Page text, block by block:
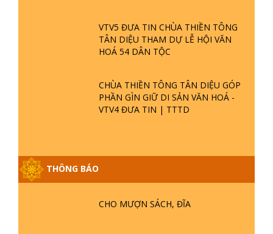
VTV5 ĐƯA TIN CHÙA THIỀN TÔNG
TÂN DIỆU THAM DỰ LỄ HỘI VĂN
HOÁ 54 DÂN TỘC
CHÙA THIỀN TÔNG TÂN DIỆU GÓP
PHẦN GÌN GIỮ DI SẢN VĂN HOÁ -
VTV4 ĐƯA TIN | TTTD
THÔNG BÁO
CHO MƯỢN SÁCH, ĐĨA
GIẢI ĐÁP ĐẶC BIỆT P25 - SUỐT 49
HOA LÀ HỘI GÌ? TỬ VÌ ĐẠO